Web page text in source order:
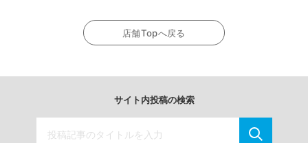
店舗Topへ戻る
サイト内投稿の検索